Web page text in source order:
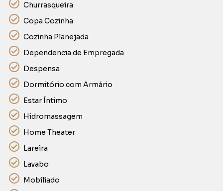
Churrasqueira
Copa Cozinha
Cozinha Planejada
Dependencia de Empregada
Despensa
Dormitório com Armário
Estar Íntimo
Hidromassagem
Home Theater
Lareira
Lavabo
Mobiliado